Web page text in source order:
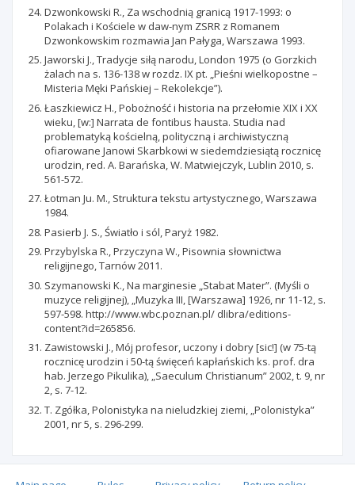
Dzwonkowski R., Za wschodnią granicą 1917-1993: o
Polakach i Kościele w daw-nym ZSRR z Romanem
Dzwonkowskim rozmawia Jan Pałyga, Warszawa 1993.
Jaworski J., Tradycje siłą narodu, London 1975 (o Gorzkich
żalach na s. 136-138 w rozdz. IX pt. „Pieśni wielkopostne –
Misteria Męki Pańskiej – Rekolekcje”).
Łaszkiewicz H., Pobożność i historia na przełomie XIX i XX
wieku, [w:] Narrata de fontibus hausta. Studia nad
problematyką kościelną, polityczną i archiwistyczną
ofiarowane Janowi Skarbkowi w siedemdziesiątą rocznicę
urodzin, red. A. Barańska, W. Matwiejczyk, Lublin 2010, s.
561-572.
Łotman Ju. M., Struktura tekstu artystycznego, Warszawa
1984.
Pasierb J. S., Światło i sól, Paryż 1982.
Przybylska R., Przyczyna W., Pisownia słownictwa
religijnego, Tarnów 2011.
Szymanowski K., Na marginesie „Stabat Mater”. (Myśli o
muzyce religijnej), „Muzyka III, [Warszawa] 1926, nr 11-12, s.
597-598. http://www.wbc.poznan.pl/ dlibra/editions-
content?id=265856.
Zawistowski J., Mój profesor, uczony i dobry [sic!] (w 75-tą
rocznicę urodzin i 50-tą święceń kapłańskich ks. prof. dra
hab. Jerzego Pikulika), „Saeculum Christianum” 2002, t. 9, nr
2, s. 7-12.
T. Zgółka, Polonistyka na nieludzkiej ziemi, „Polonistyka”
2001, nr 5, s. 296-299.